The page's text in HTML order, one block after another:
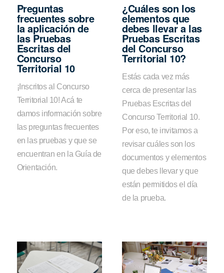
Preguntas
frecuentes sobre
la aplicación de
las Pruebas
Escritas del
Concurso
Territorial 10
¡Inscritos al Concurso
Territorial 10! Acá te
damos información sobre
las preguntas frecuentes
en las pruebas y que se
encuentran en la Guía de
Orientación.
¿Cuáles son los
elementos que
debes llevar a las
Pruebas Escritas
del Concurso
Territorial 10?
Estás cada vez más
cerca de presentar las
Pruebas Escritas del
Concurso Territorial 10.
Por eso, te invitamos a
revisar cuáles son los
documentos y elementos
que debes llevar y que
están permitidos el día
de la prueba.